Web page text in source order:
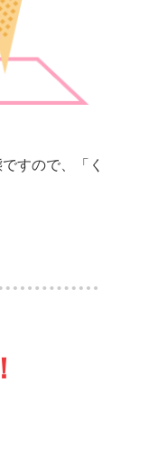
すので、「く